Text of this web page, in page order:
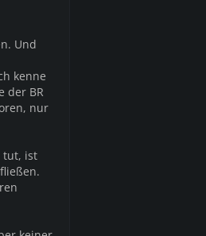
Und
kenne
der BR
nur
tut, ist